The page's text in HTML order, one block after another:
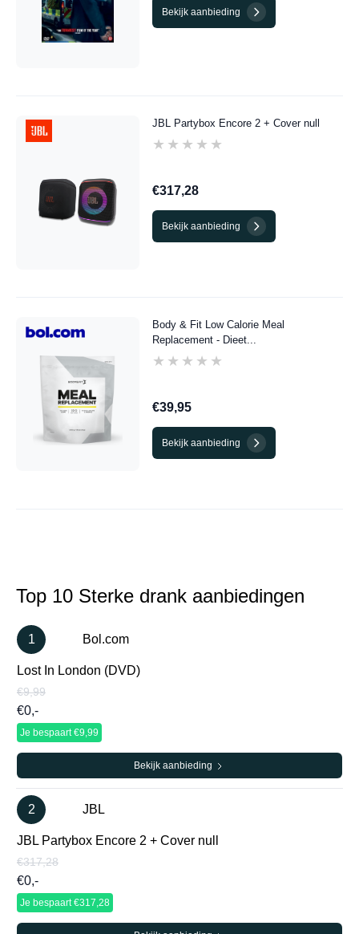
Bekijk aanbieding
JBL Partybox Encore 2 + Cover null
★★★★★
★★★★★
€317,28
Bekijk aanbieding
Body & Fit Low Calorie Meal
Replacement - Dieet...
★★★★★
★★★★★
€39,95
Bekijk aanbieding
Top 10 Sterke drank aanbiedingen
1 Bol.com
Lost In London (DVD)
€9,99
€0,-
Je bespaart €9,99
Bekijk aanbieding
2 JBL
JBL Partybox Encore 2 + Cover null
€317,28
€0,-
Je bespaart €317,28